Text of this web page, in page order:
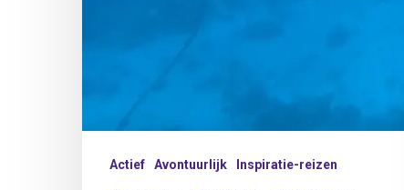
Actief Avontuurlijk Inspiratie-reizen